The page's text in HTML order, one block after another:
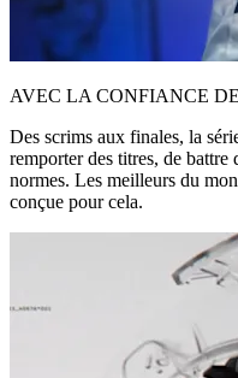
AVEC LA CONFIANCE
Des scrims aux finales, la
remporter des titres, de battre
normes. Les meilleurs du
conçue pour cela.